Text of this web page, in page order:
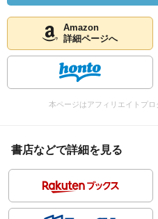
Amazon
詳細ページへ
本ページはアフィリエイトプ
書店などで詳細を見る